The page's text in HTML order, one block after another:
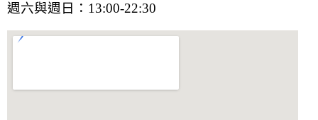
週六與週日：13:00-22:30